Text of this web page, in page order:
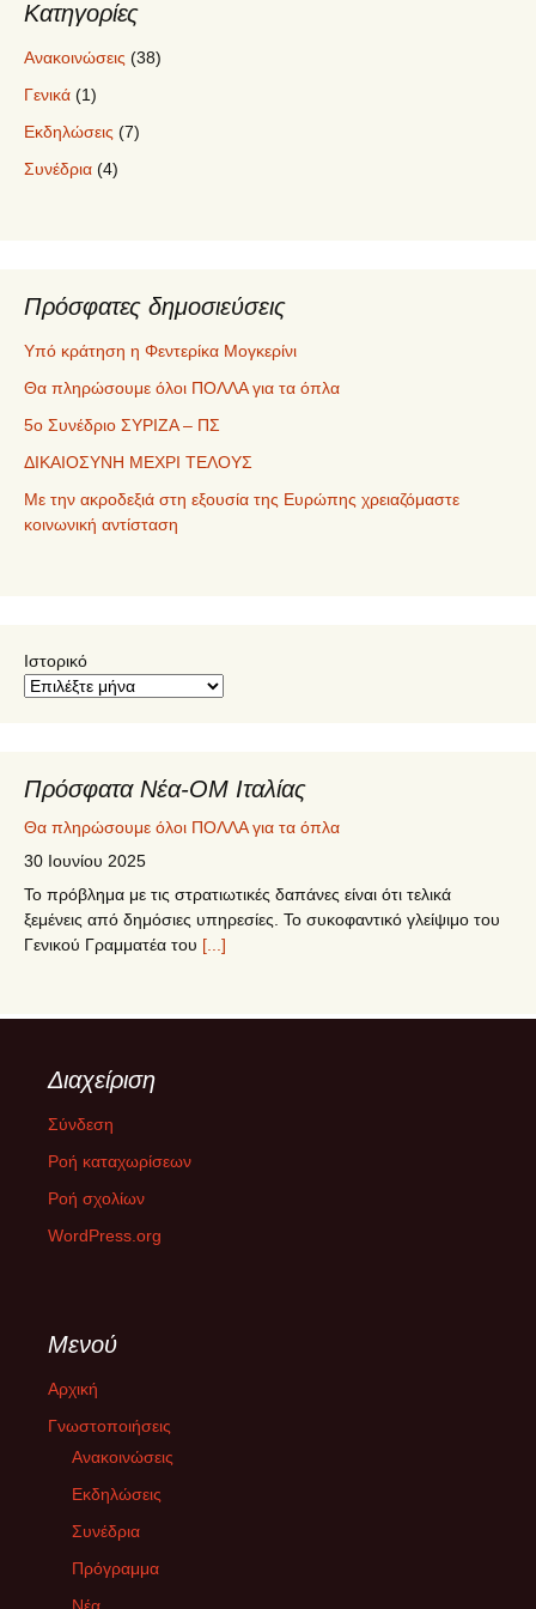
Κατηγορίες
Ανακοινώσεις (38)
Γενικά (1)
Εκδηλώσεις (7)
Συνέδρια (4)
Πρόσφατες δημοσιεύσεις
Υπό κράτηση η Φεντερίκα Μογκερίνι
Θα πληρώσουμε όλοι ΠΟΛΛΑ για τα όπλα
5ο Συνέδριο ΣΥΡΙΖΑ – ΠΣ
ΔΙΚΑΙΟΣΥΝΗ ΜΕΧΡΙ ΤΕΛΟΥΣ
Με την ακροδεξιά στη εξουσία της Ευρώπης χρειαζόμαστε
κοινωνική αντίσταση
Ιστορικό
Πρόσφατα Νέα-ΟΜ Ιταλίας
Θα πληρώσουμε όλοι ΠΟΛΛΑ για τα όπλα
30 Ιουνίου 2025
Το πρόβλημα με τις στρατιωτικές δαπάνες είναι ότι τελικά
ξεμένεις από δημόσιες υπηρεσίες. Το συκοφαντικό γλείψιμο του
Γενικού Γραμματέα του [...]
Το 5o Συνέδριο του ΣΥΡΙΖΑ-ΠΣ πραγματοποιήθηκε στις 12-15
Ιουνίου 2025 στο Δημοτικό Γυμναστήριο Περιστερίου. Η
ψηφοφορία για την εκλογή των 250
ΔΙΚΑΙΟΣΥΝΗ ΜΕΧΡΙ ΤΕΛΟΥΣ
26 Φεβρουαρίου 2025
Την Παρασκευή 28/02/2025 στην επέτειο μνήμης της τραγωδίας
Με την ακροδεξιά στη εξουσία της Ευρώπης χρειαζόμαστε
συντηρητικούς να συμμαχούν με το AfD στη Γερμανία και την
Μελόνι να[...]
Διαχείριση
Σύνδεση
Ροή καταχωρίσεων
Ροή σχολίων
WordPress.org
Μενού
Αρχική
Γνωστοποιήσεις
Ανακοινώσεις
Εκδηλώσεις
Συνέδρια
Πρόγραμμα
Νέα